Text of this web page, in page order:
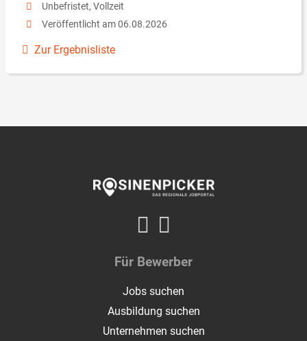
Unbefristet, Vollzeit
Veröffentlicht am 06.08.2026
Zur Ergebnisliste
Für Bewerber
Jobs suchen
Ausbildung suchen
Unternehmen suchen